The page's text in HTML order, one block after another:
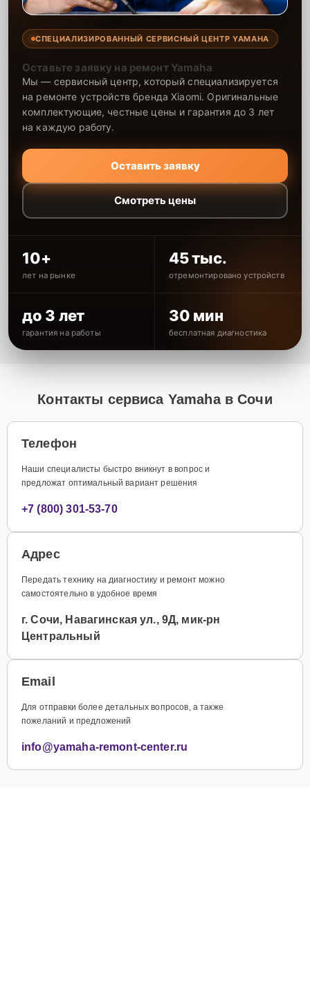
СПЕЦИАЛИЗИРОВАННЫЙ СЕРВИСНЫЙ ЦЕНТР YAMAHA
Оставьте заявку на ремонт Yamaha
Мы — сервисный центр, который специализируется
на ремонте устройств бренда Xiaomi. Оригинальные
комплектующие, честные цены и гарантия до 3 лет
на каждую работу.
Оставить заявку
Смотреть цены
10+
лет на рынке
45 тыс.
отремонтировано устройств
до 3 лет
гарантия на работы
30 мин
бесплатная диагностика
Контакты сервиса Yamaha в Сочи
Телефон
Наши специалисты быстро вникнут в вопрос и
предложат оптимальный вариант решения
+7 (800) 301-53-70
Адрес
Передать технику на диагностику и ремонт можно
самостоятельно в удобное время
г. Сочи, Навагинская ул., 9Д, мик-рн
Центральный
Email
Для отправки более детальных вопросов, а также
пожеланий и предложений
info@yamaha-remont-center.ru